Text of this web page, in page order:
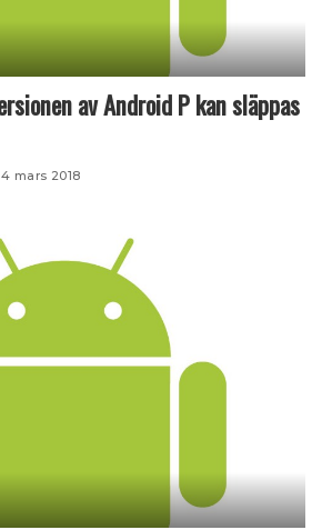
av Android P kan släppas
4 mars 2018